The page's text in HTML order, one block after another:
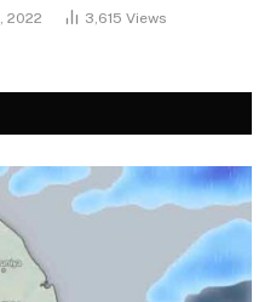
2022 3,615 Views